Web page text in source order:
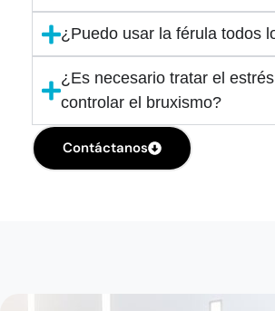
¿Puedo usar la férula todos
¿Es necesario tratar el
controlar el bruxismo?
Contáctanos